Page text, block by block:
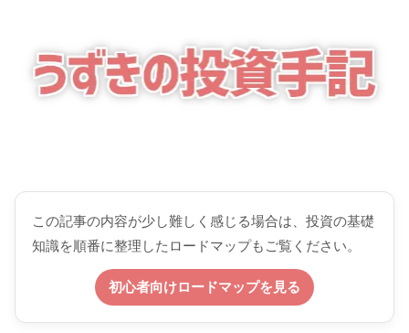
この記事の内容が少し難しく感じる場合は、投資の基礎
知識を順番に整理したロードマップもご覧ください。
初心者向けロードマップを見る